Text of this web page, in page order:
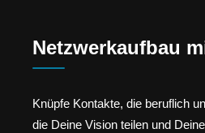
Netzwerkaufbau
Knüpfe Kontakte, die beruflich
die Deine Vision teilen und